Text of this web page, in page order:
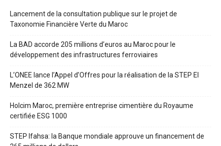
Lancement de la consultation publique sur le projet de
Taxonomie Financière Verte du Maroc
La BAD accorde 205 millions d’euros au Maroc pour le
développement des infrastructures ferroviaires
L’ONEE lance l’Appel d’Offres pour la réalisation de la STEP El
Menzel de 362 MW
Holcim Maroc, première entreprise cimentière du Royaume
certifiée ESG 1000
STEP Ifahsa: la Banque mondiale approuve un financement de